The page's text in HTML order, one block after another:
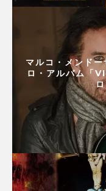
マルコ・メンド
ロ・アルバム「